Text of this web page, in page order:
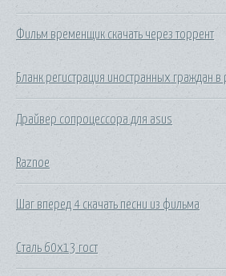
Фильм временщик скачать через торрент
Бланк регистрация иностранных граждан
Драйвер сопроцессора для asus
Raznoe
Шаг вперед 4 скачать песни из фильма
Сталь 60х13 гост